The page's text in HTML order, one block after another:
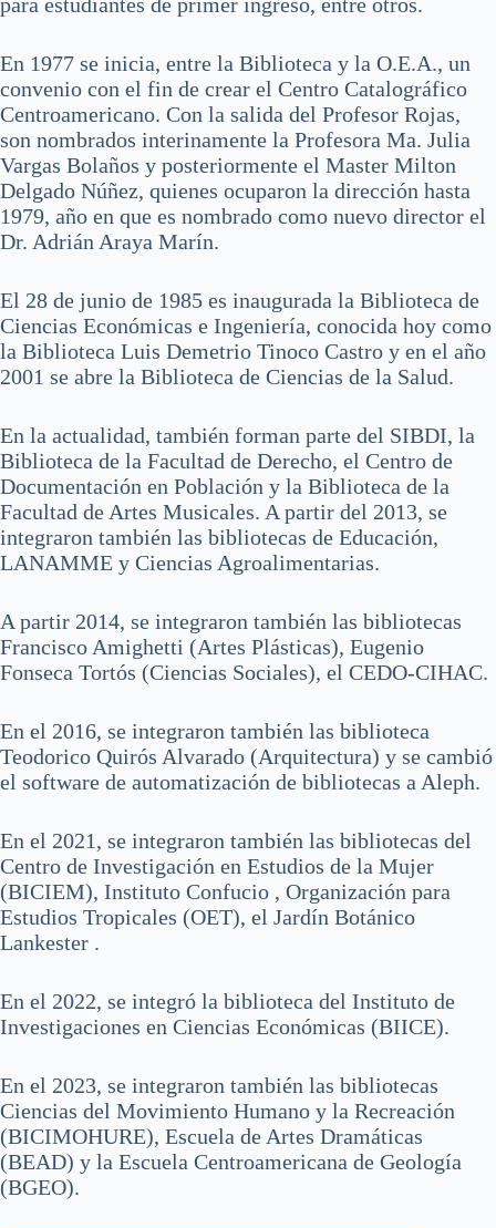
En 1977 se inicia, entre la Biblioteca y la O.E.A., un
convenio con el fin de crear el Centro Catalográfico
Centroamericano. Con la salida del Profesor Rojas,
son nombrados interinamente la Profesora Ma. Julia
Vargas Bolaños y posteriormente el Master Milton
Delgado Núñez, quienes ocuparon la dirección hasta
1979, año en que es nombrado como nuevo director el
Dr. Adrián Araya Marín.
El 28 de junio de 1985 es inaugurada la Biblioteca de
Ciencias Económicas e Ingeniería, conocida hoy como
la Biblioteca Luis Demetrio Tinoco Castro y en el año
2001 se abre la Biblioteca de Ciencias de la Salud.
En la actualidad, también forman parte del SIBDI, la
Biblioteca de la Facultad de Derecho, el Centro de
Documentación en Población y la Biblioteca de la
Facultad de Artes Musicales. A partir del 2013, se
integraron también las bibliotecas de Educación,
LANAMME y Ciencias Agroalimentarias.
A partir 2014, se integraron también las bibliotecas
Francisco Amighetti (Artes Plásticas), Eugenio
Fonseca Tortós (Ciencias Sociales), el CEDO-CIHAC.
En el 2016, se integraron también las biblioteca
Teodorico Quirós Alvarado (Arquitectura) y se cambió
el software de automatización de bibliotecas a Aleph.
En el 2021, se integraron también las bibliotecas del
Centro de Investigación en Estudios de la Mujer
(BICIEM), Instituto Confucio , Organización para
Estudios Tropicales (OET), el Jardín Botánico
Lankester .
En el 2022, se integró la biblioteca del Instituto de
Investigaciones en Ciencias Económicas (BIICE).
En el 2023, se integraron también las bibliotecas
Ciencias del Movimiento Humano y la Recreación
(BICIMOHURE), Escuela de Artes Dramáticas
(BEAD) y la Escuela Centroamericana de Geología
(BGEO).